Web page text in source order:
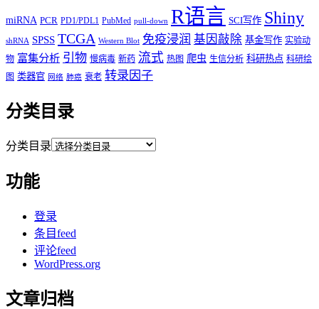
miRNA PCR PD1/PDL1 PubMed pull-down R语言 SCI写作 Shiny
shRNA SPSS TCGA Western Blot 免疫浸润 基因敲除 基金写作 实验动
物 富集分析 引物 慢病毒 新药 流式 热图 爬虫 生信分析 科研热点 科研绘
图 类器官 网络 肺癌 衰老 转录因子
分类目录
分类目录
功能
登录
条目feed
评论feed
WordPress.org
文章归档